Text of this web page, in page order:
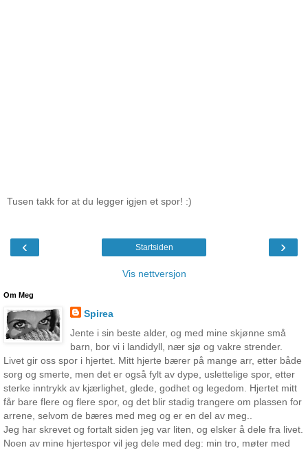
Tusen takk for at du legger igjen et spor! :)
‹ ›
Startsiden
Vis nettversjon
Om Meg
Spirea
Jente i sin beste alder, og med mine skjønne små
barn, bor vi i landidyll, nær sjø og vakre strender.
Livet gir oss spor i hjertet. Mitt hjerte bærer på mange arr, etter både
sorg og smerte, men det er også fylt av dype, uslettelige spor, etter
sterke inntrykk av kjærlighet, glede, godhet og legedom. Hjertet mitt
får bare flere og flere spor, og det blir stadig trangere om plassen for
arrene, selvom de bæres med meg og er en del av meg..
Jeg har skrevet og fortalt siden jeg var liten, og elsker å dele fra livet.
Noen av mine hjertespor vil jeg dele med deg: min tro, møter med